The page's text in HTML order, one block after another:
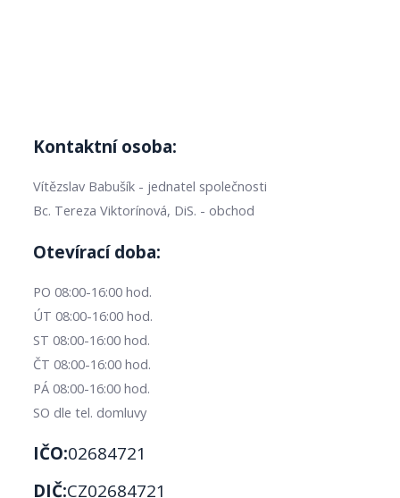
Kontaktní osoba:
Vítězslav Babušík - jednatel společnosti
Bc. Tereza Viktorínová, DiS. - obchod
Otevírací doba:
PO 08:00-16:00 hod.
ÚT 08:00-16:00 hod.
ST 08:00-16:00 hod.
ČT 08:00-16:00 hod.
PÁ 08:00-16:00 hod.
SO dle tel. domluvy
IČO:02684721
DIČ:CZ02684721